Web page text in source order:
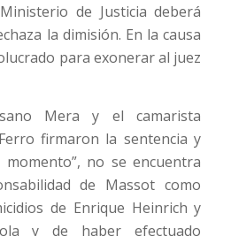
de Justicia deberá
la dimisión. En la causa
para exonerar al juez
Mera y el camarista
firmaron la sentencia y
no se encuentra
de Massot como
de Enrique Heinrich y
y de haber efectuado